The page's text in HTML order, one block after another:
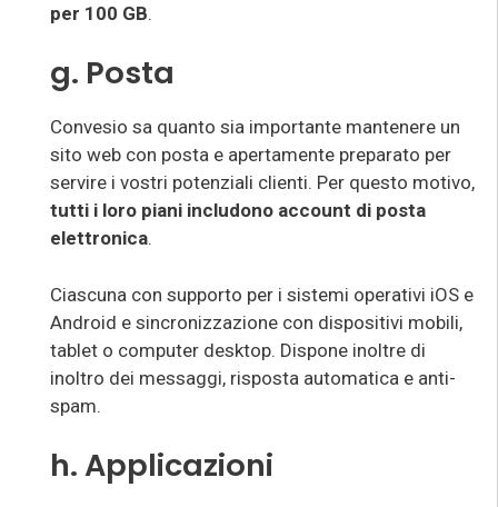
per 100 GB.
g. Posta
Convesio sa quanto sia importante mantenere un
sito web con posta e apertamente preparato per
servire i vostri potenziali clienti. Per questo motivo,
tutti i loro piani includono account di posta
elettronica.
Ciascuna con supporto per i sistemi operativi iOS e
Android e sincronizzazione con dispositivi mobili,
tablet o computer desktop. Dispone inoltre di
inoltro dei messaggi, risposta automatica e anti-
spam.
h. Applicazioni